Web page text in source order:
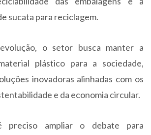
sucata para reciclagem.
o setor busca manter a
plástico para a sociedade,
inovadoras alinhadas com os
e da economia circular.
preciso ampliar o debate para